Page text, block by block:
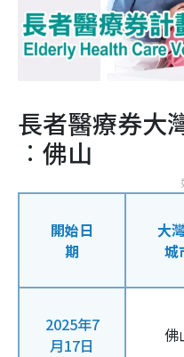
長者醫療券大
︰佛山
開始日
期
大
城
2025年7
月17日
佛